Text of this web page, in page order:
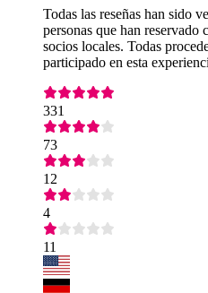
Todas las reseñas han sido
personas que han reservado
socios locales. Todas
participado en esta
331
73
12
4
11